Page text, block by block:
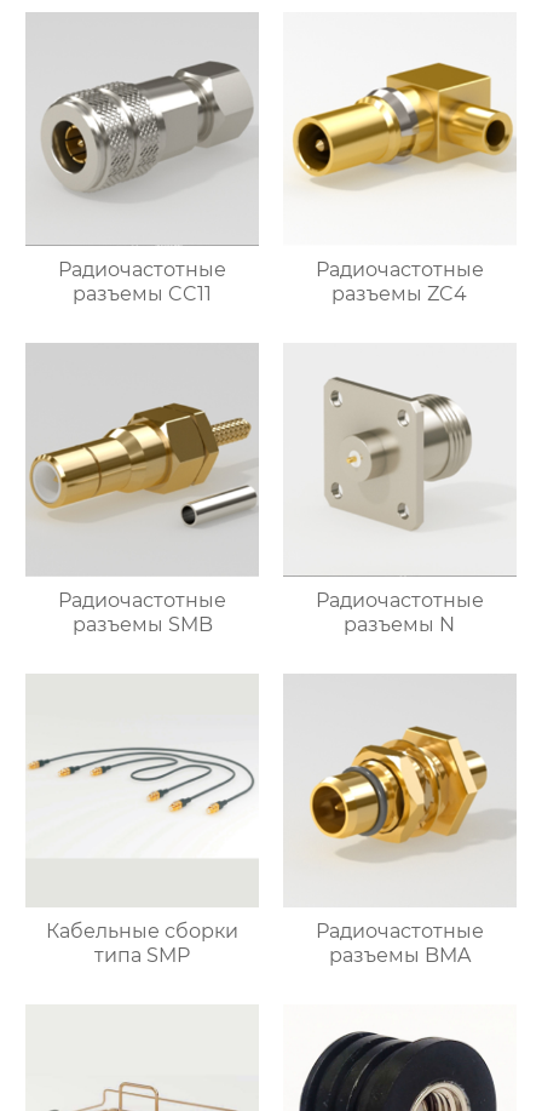
Радиочастотные
разъемы CC11
Радиочастотные
разъемы ZC4
Радиочастотные
разъемы SMB
Радиочастотные
разъемы N
Кабельные сборки
типа SMP
Радиочастотные
разъемы BMA